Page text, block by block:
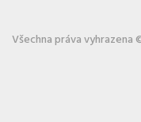
Všechna práva vyhrazena